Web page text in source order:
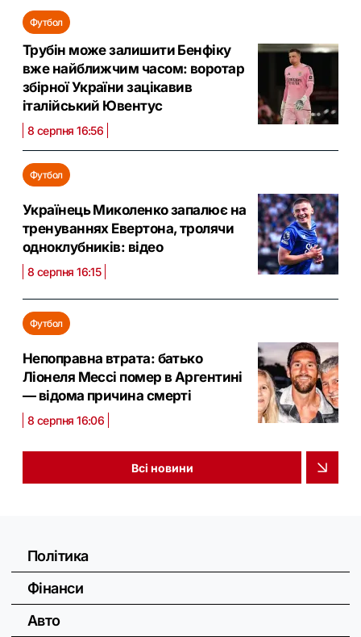
Футбол
Трубін може залишити Бенфіку
вже найближчим часом: воротар
збірної України зацікавив
італійський Ювентус
8 серпня 16:56
Футбол
Українець Миколенко запалює на
тренуваннях Евертона, тролячи
одноклубників: відео
8 серпня 16:15
Футбол
Непоправна втрата: батько
Ліонеля Мессі помер в Аргентині
— відома причина смерті
8 серпня 16:06
Всі новини
Політика
Фінанси
Авто